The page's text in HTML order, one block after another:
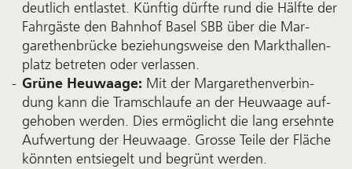
deut­lich ent­lastet. Künftig dürfte rund die Hälfte der
Fahr­gäste den Bahnhof Basel SBB über die Mar­
garethen­brücke be­ziehungs­weise den Markt­hallen­
platz be­treten oder ver­lassen.
Grüne Heuwaage: Mit der Margarethen­ver­bin­
dung kann die Tram­schlaufe an der Heu­waage auf­
ge­hoben wer­den. Dies er­möglicht die lang er­sehnte
Auf­wertung der Heu­waage. Grosse Teile der Fläche
könnten ent­siegelt und be­grünt werden.